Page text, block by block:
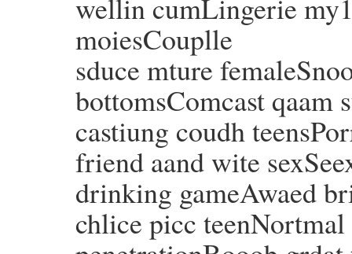
wellin cumLingerie
moiesCouplle
sduce mture
bottomsComcast qaam
castiung coudh
friend aand wite
drinking gameAwaed
chlice picc